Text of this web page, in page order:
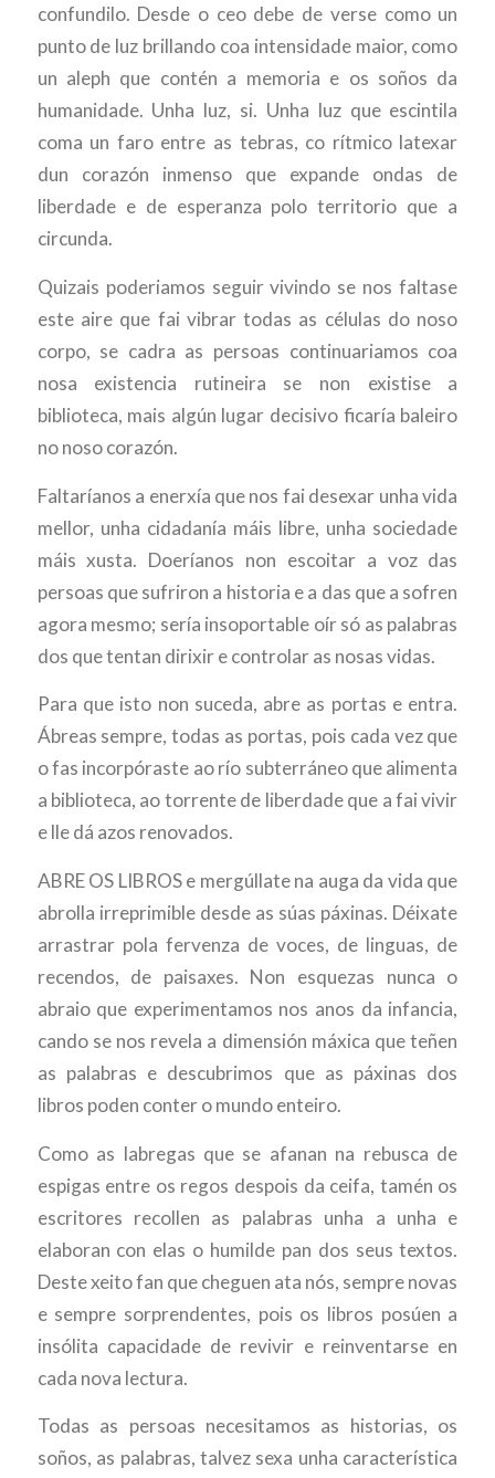
confundilo. Desde o ceo debe de verse como un
punto de luz brillando coa intensidade maior, como
un aleph que contén a memoria e os soños da
humanidade. Unha luz, si. Unha luz que escintila
coma un faro entre as tebras, co rítmico latexar
dun corazón inmenso que expande ondas de
liberdade e de esperanza polo territorio que a
circunda.
Quizais poderiamos seguir vivindo se nos faltase
este aire que fai vibrar todas as células do noso
corpo, se cadra as persoas continuariamos coa
nosa existencia rutineira se non existise a
biblioteca, mais algún lugar decisivo ficaría baleiro
no noso corazón.
Faltaríanos a enerxía que nos fai desexar unha vida
mellor, unha cidadanía máis libre, unha sociedade
máis xusta. Doeríanos non escoitar a voz das
persoas que sufriron a historia e a das que a sofren
agora mesmo; sería insoportable oír só as palabras
dos que tentan dirixir e controlar as nosas vidas.
Para que isto non suceda, abre as portas e entra.
Ábreas sempre, todas as portas, pois cada vez que
o fas incorpóraste ao río subterráneo que alimenta
a biblioteca, ao torrente de liberdade que a fai vivir
e lle dá azos renovados.
ABRE OS LIBROS e mergúllate na auga da vida que
abrolla irreprimible desde as súas páxinas. Déixate
arrastrar pola fervenza de voces, de linguas, de
recendos, de paisaxes. Non esquezas nunca o
abraio que experimentamos nos anos da infancia,
cando se nos revela a dimensión máxica que teñen
as palabras e descubrimos que as páxinas dos
libros poden conter o mundo enteiro.
Como as labregas que se afanan na rebusca de
espigas entre os regos despois da ceifa, tamén os
escritores recollen as palabras unha a unha e
elaboran con elas o humilde pan dos seus textos.
Deste xeito fan que cheguen ata nós, sempre novas
e sempre sorprendentes, pois os libros posúen a
insólita capacidade de revivir e reinventarse en
cada nova lectura.
Todas as persoas necesitamos as historias, os
soños, as palabras, talvez sexa unha característica